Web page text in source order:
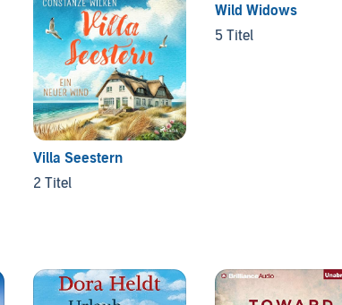
Villa Seestern
2 Titel
Wild Widows
5 Titel